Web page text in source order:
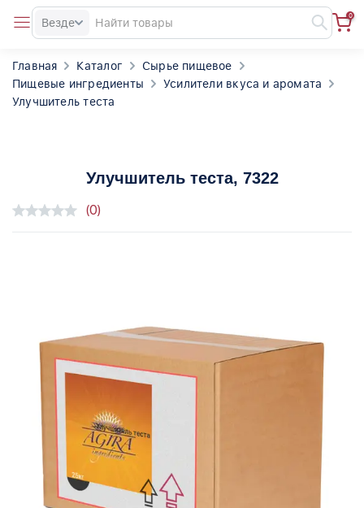
Везде
0
Главная Каталог
Сырье пищевое
Пищевые ингредиенты
Усилители вкуса и аромата
Улучшитель теста
Улучшитель теста, 7322
(0)